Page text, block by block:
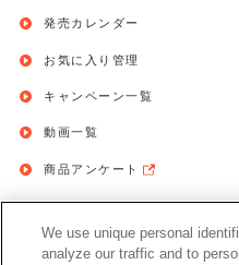
発売カレンダー
お気に入り管理
キャンペーン一覧
動画一覧
商品アンケート
お問い合わせ
We use unique personal
analyze our traffic and to